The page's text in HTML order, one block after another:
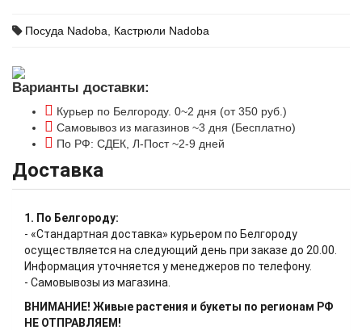
Посуда Nadoba Кастрюли Nadoba
Варианты доставки:
Курьер по Белгороду. 0~2 дня (от 350 руб.)
Самовывоз из магазинов ~3 дня (Бесплатно)
По РФ: СДЕК, Л-Пост ~2-9 дней
Доставка
1. По Белгороду:
- «Стандартная доставка» курьером по Белгороду
осуществляется на следующий день при заказе до 20.00.
Информация уточняется у менеджеров по телефону.
- Самовывозы из магазина.
ВНИМАНИЕ! Живые растения и букеты по регионам РФ
НЕ ОТПРАВЛЯЕМ!